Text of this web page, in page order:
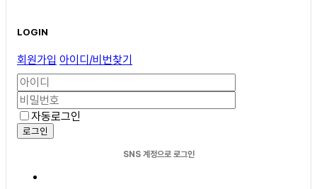
LOGIN
회원가입 아이디/비번찾기
자동로그인
로그인
SNS 계정으로 로그인